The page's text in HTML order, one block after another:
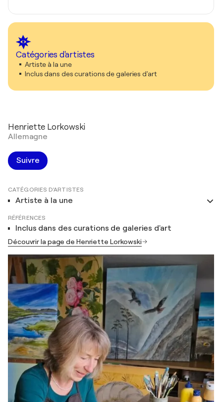
Catégories d'artistes
Artiste à la une
Inclus dans des curations de galeries d'art
Henriette Lorkowski
Allemagne
Suivre
CATÉGORIES D'ARTISTES
Artiste à la une
RÉFÉRENCES
Inclus dans des curations de galeries d'art
Découvrir la page de Henriette Lorkowski